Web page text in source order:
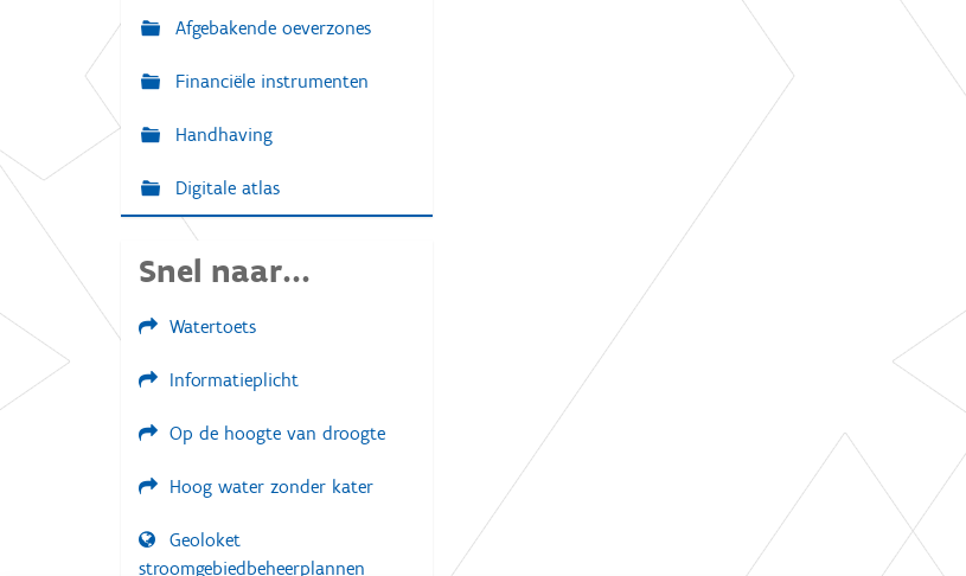
Afgebakende oeverzones
Financiële instrumenten
Handhaving
Digitale atlas
Snel naar...
Watertoets
Informatieplicht
Op de hoogte van droogte
Hoog water zonder kater
Geoloket
stroomgebiedbeheerplannen